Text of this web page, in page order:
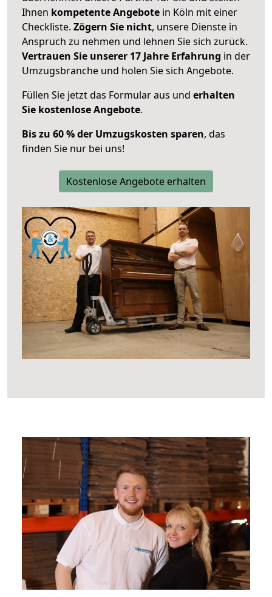
Ihnen kompetente Angebote in Köln mit einer
Checkliste. Zögern Sie nicht, unsere Dienste in
Anspruch zu nehmen und lehnen Sie sich zurück.
Vertrauen Sie unserer 17 Jahre Erfahrung in der
Umzugsbranche und holen Sie sich Angebote.
Füllen Sie jetzt das Formular aus und erhalten
Sie kostenlose Angebote.
Bis zu 60 % der Umzugskosten sparen, das
finden Sie nur bei uns!
Kostenlose Angebote erhalten